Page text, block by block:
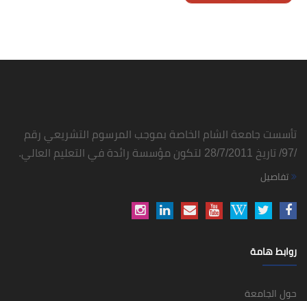
تأسست جامعة الشام الخاصة بموجب المرسوم التشريعي رقم
/97/ تاريخ 28/7/2011 لتكون مؤسسة رائدة في التعليم العالي.
تفاصيل
روابط هامة
حول الجامعة